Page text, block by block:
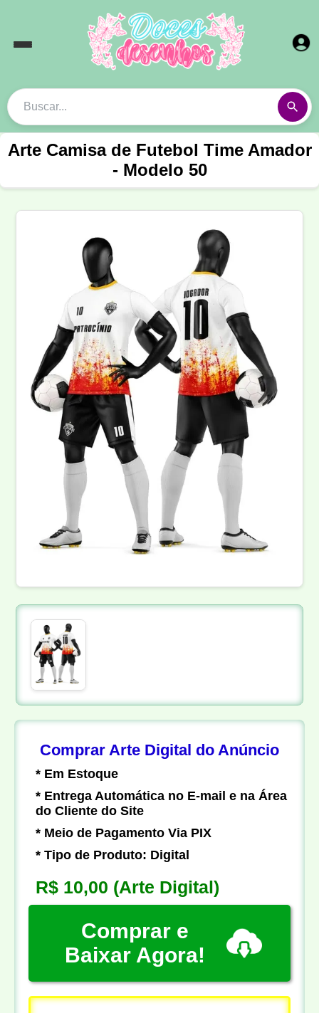
Arte Camisa de Futebol Time Amador
- Modelo 50
Comprar Arte Digital do Anúncio
* Em Estoque
* Entrega Automática no E-mail e na Área
do Cliente do Site
* Meio de Pagamento Via PIX
* Tipo de Produto: Digital
R$ 10,00 (Arte Digital)
Comprar e
Baixar Agora!